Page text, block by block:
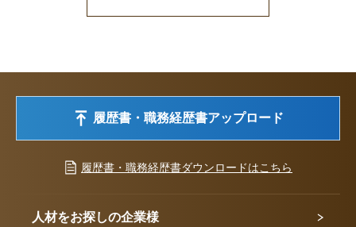
履歴書・職務経歴書アップロード
履歴書・職務経歴書ダウンロードはこちら
人材をお探しの企業様